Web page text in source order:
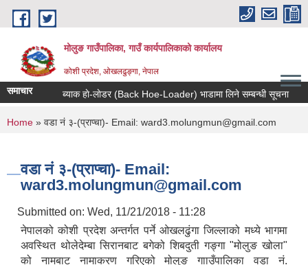
Skip to main content
मोलुङ गाउँपालिका, गाउँ कार्यपालिकाको कार्यालय
कोशी प्रदेश, ओखलढुङ्गा, नेपाल
समाचार ब्याक हाे-लाेडर (Back Hoe-Loader) भाडामा लिने सम्बन्धी सूचना
You are here
Home » वडा नं ३-(प्राप्चा)- Email: ward3.molungmun@gmail.com
वडा नं ३-(प्राप्चा)- Email:
ward3.molungmun@gmail.com
Submitted on: Wed, 11/21/2018 - 11:28
नेपालको कोशी प्रदेश अन्तर्गत पर्ने ओखलढुंगा जिल्लाको मध्ये भागमा
अवस्थित थोलेदेम्बा सिरानबाट बगेको शिबदुती गङ्गा "मोलुङ खोला"
को नामबाट नामाकरण गरिएको मोलुङ गााउँपालिका वडा नं.